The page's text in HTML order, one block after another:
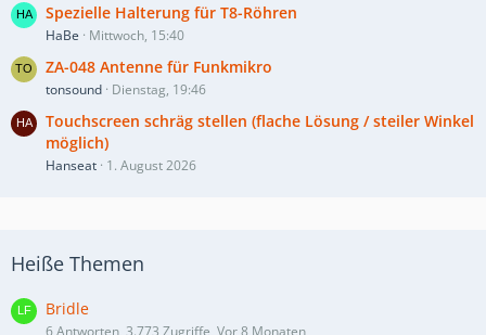
Spezielle Halterung für T8-Röhren
HaBe Mittwoch, 15:40
ZA-048 Antenne für Funkmikro
tonsound Dienstag, 19:46
Touchscreen schräg stellen (flache Lösung / steiler Winkel
möglich)
Hanseat 1. August 2026
Heiße Themen
Bridle
6 Antworten, 3.773 Zugriffe, Vor 8 Monaten